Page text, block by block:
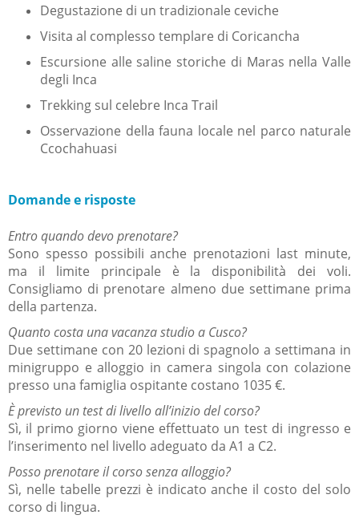
Degustazione di un tradizionale ceviche
Visita al complesso templare di Coricancha
Escursione alle saline storiche di Maras nella Valle
degli Inca
Trekking sul celebre Inca Trail
Osservazione della fauna locale nel parco naturale
Ccochahuasi
Domande e risposte
Entro quando devo prenotare?
Sono spesso possibili anche prenotazioni last minute,
ma il limite principale è la disponibilità dei voli.
Consigliamo di prenotare almeno due settimane prima
della partenza.
Quanto costa una vacanza studio a Cusco?
Due settimane con 20 lezioni di spagnolo a settimana in
minigruppo e alloggio in camera singola con colazione
presso una famiglia ospitante costano 1035 €.
È previsto un test di livello all’inizio del corso?
Sì, il primo giorno viene effettuato un test di ingresso e
l’inserimento nel livello adeguato da A1 a C2.
Posso prenotare il corso senza alloggio?
Sì, nelle tabelle prezzi è indicato anche il costo del solo
corso di lingua.